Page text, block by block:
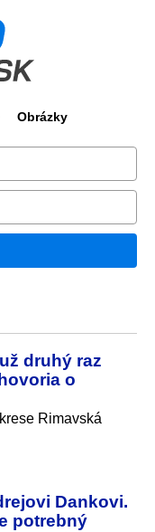
Obrázky
druhý raz
o
Rimavská
Dankovi.
potrebný